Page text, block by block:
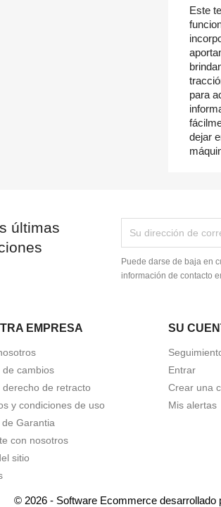
Este
para
dejar
últimas
Puede darse de baja en
información de contacto
EMPRESA
de cambios
derecho de retracto
y condiciones de uso
Garantia
con nosotros
sitio
SU
Entrar
Crear una
Mis alertas
© 2026 - Software Ecommerce